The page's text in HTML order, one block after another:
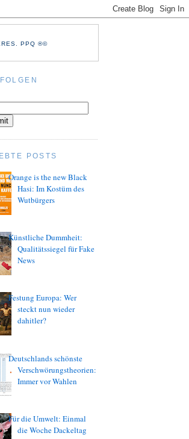
PPQ ®©
POSTS
Orange is the new Black
Hasi: Im Kostüm des
Wutbürgers
Künstliche Dummheit:
Qualitätssiegel für Fake
News
Festung Europa: Wer
steckt nun wieder
dahitler?
Deutschlands schönste
Verschwörungstheorien:
Immer vor Wahlen
Für die Umwelt: Einmal
die Woche Dackeltag